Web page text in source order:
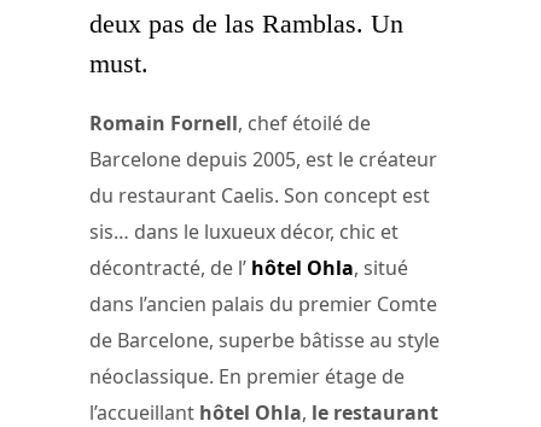
deux pas de las Ramblas. Un
must.
Romain Fornell, chef étoilé de
Barcelone depuis 2005, est le créateur
du restaurant Caelis. Son concept est
sis… dans le luxueux décor, chic et
décontracté, de l’ hôtel Ohla, situé
dans l’ancien palais du premier Comte
de Barcelone, superbe bâtisse au style
néoclassique. En premier étage de
l’accueillant hôtel Ohla, le restaurant